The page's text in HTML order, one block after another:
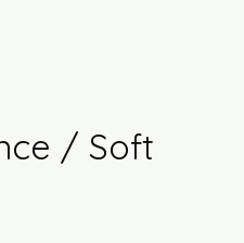
/ Soft